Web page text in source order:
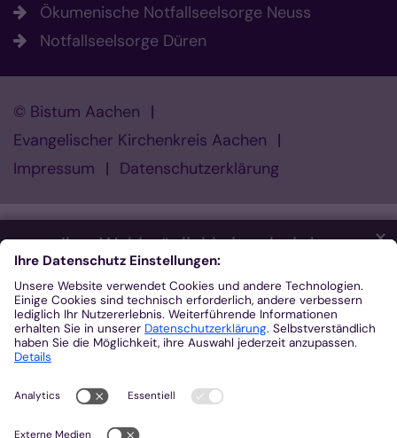
Ihre Wahlmöglichkeiten bei den
Einstellungen zum Datenschutz
Wir möchten Ihnen ein optimales Webseiten-Erlebnis bieten.
Dazu verwenden wir Cookies, die für das Funktionieren unserer
Website notwendig sind. Mit Ihrer Zustimmung verwenden wir
auch Cookies und andere Technologien, die zur Anzeige
externer Inhalte (Videos über Youtube, Audios über
Statistikzwecken genutzt werden. Sie können selbst
entscheiden, welche Kategorien Sie zulassen möchten. Bitte
beachten Sie, dass auf Basis Ihrer Einstellungen womöglich
✕
Ökumenische Notfallseelsorge Neuss
Notfallseelsorge Düren
© Bistum Aachen
Evangelischer Kirchenkreis Aachen
Impressum
Datenschutzerklärung